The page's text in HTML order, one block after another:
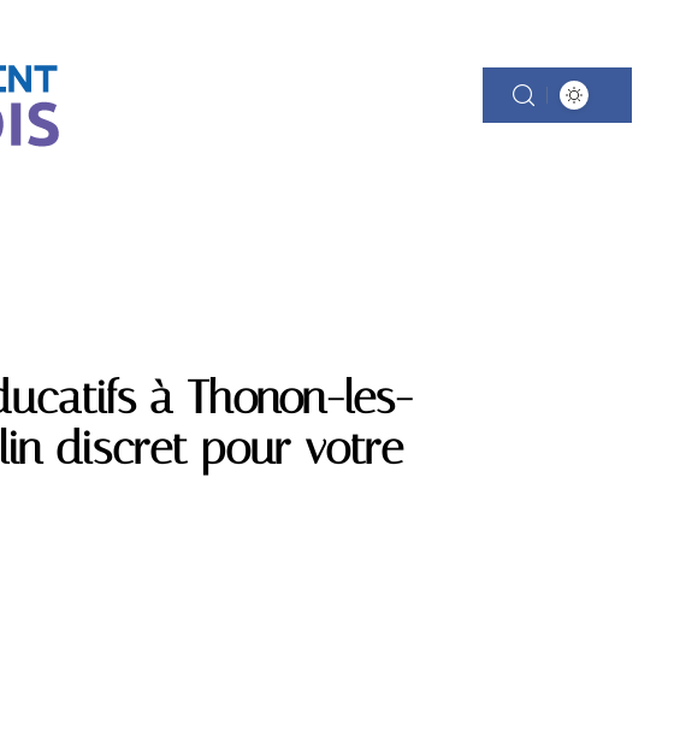
à Thonon-les-
discret pour votre